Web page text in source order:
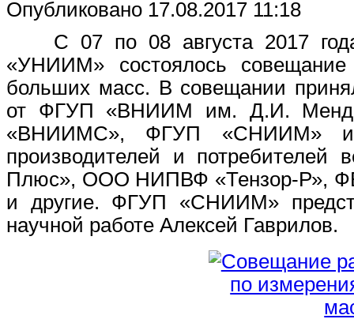
Опубликовано 17.08.2017 11:18
С 07 по 08 августа 2017
«УНИИМ» состоялось
больших масс. В совещании
от ФГУП «ВНИИМ им. Д.И.
«ВНИИМС», ФГУП «СНИИМ» и
производителей и
Плюс», ООО НИПВФ «Тензор-Р»,
и другие. ФГУП «СНИИМ»
научной работе Алексей Гаврилов.